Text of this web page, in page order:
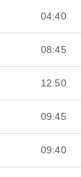
04:40
08:45
12:50
09:45
09:40